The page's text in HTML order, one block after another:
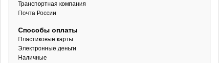
Транспортная компания
Почта России
Способы оплаты
Пластиковые карты
Электронные деньги
Наличные